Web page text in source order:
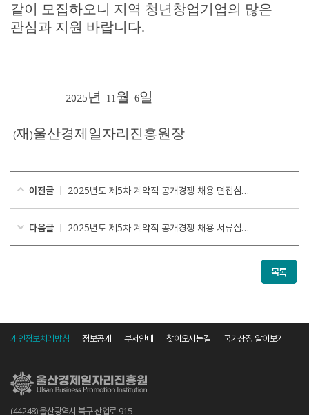
같이 모집하오니 지역 청년창업기업의 많은
관심과 지원 바랍니다.
2025년 11 월6일
(재 )울산경제일자리진흥원장
이전글 2025년도 제5차 계약직 공개경쟁 채용 면접심사 합격자 공고
다음글 2025년도 제5차 계약직 공개경쟁 채용 서류심사 합격자 공고
목록
개인정보처리방침 정보공개 부서안내 찾아오시는길 국가상징 알아보기
(44248) 울산광역시 북구 산업로 915